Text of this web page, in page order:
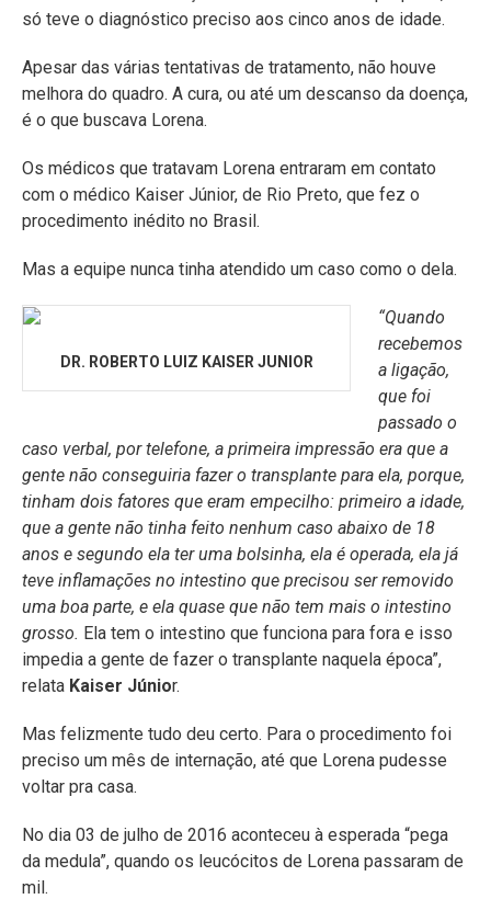
só teve o diagnóstico preciso aos cinco anos de idade.
Apesar das várias tentativas de tratamento, não houve
melhora do quadro. A cura, ou até um descanso da doença,
é o que buscava Lorena.
Os médicos que tratavam Lorena entraram em contato
com o médico Kaiser Júnior, de Rio Preto, que fez o
procedimento inédito no Brasil.
Mas a equipe nunca tinha atendido um caso como o dela.
DR. ROBERTO LUIZ KAISER JUNIOR
“Quando
recebemos
a ligação,
que foi
passado o
caso verbal, por telefone, a primeira impressão era que a
gente não conseguiria fazer o transplante para ela, porque,
tinham dois fatores que eram empecilho: primeiro a idade,
que a gente não tinha feito nenhum caso abaixo de 18
anos e segundo ela ter uma bolsinha, ela é operada, ela já
teve inflamações no intestino que precisou ser removido
uma boa parte, e ela quase que não tem mais o intestino
grosso. Ela tem o intestino que funciona para fora e isso
impedia a gente de fazer o transplante naquela época”,
relata Kaiser Júnior.
Mas felizmente tudo deu certo. Para o procedimento foi
preciso um mês de internação, até que Lorena pudesse
voltar pra casa.
No dia 03 de julho de 2016 aconteceu à esperada “pega
da medula”, quando os leucócitos de Lorena passaram de
mil.